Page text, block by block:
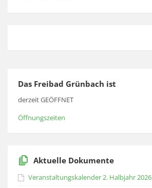
Das Freibad Grünbach ist
derzeit GEÖFFNET
Öffnungszeiten
Aktuelle Dokumente
Veranstaltungskalender 2. Halbjahr 2026